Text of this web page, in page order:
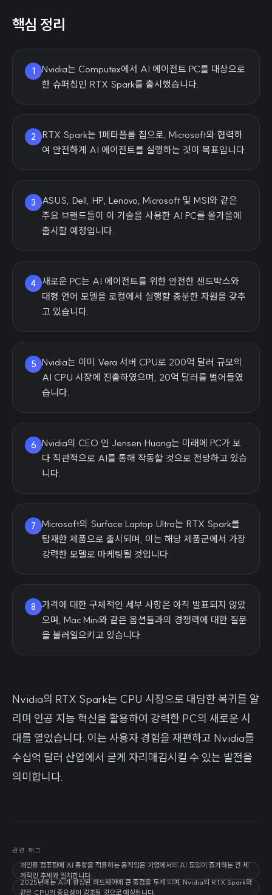
핵심 정리
1
Nvidia는 Computex에서 AI 에이전트 PC를 대상으로
한 슈퍼칩인 RTX Spark를 출시했습니다.
2
RTX Spark는 1페타플롭 칩으로, Microsoft와 협력하
여 안전하게 AI 에이전트를 실행하는 것이 목표입니다.
3
ASUS, Dell, HP, Lenovo, Microsoft 및 MSI와 같은
주요 브랜드들이 이 기술을 사용한 AI PC를 올가을에
출시할 예정입니다.
4
새로운 PC는 AI 에이전트를 위한 안전한 샌드박스와
대형 언어 모델을 로컬에서 실행할 충분한 자원을 갖추
고 있습니다.
5 Nvidia는 이미 Vera 서버 CPU로 200억 달러 규모의
AI CPU 시장에 진출하였으며, 20억 달러를 벌어들였
습니다.
6 Nvidia의 CEO 인 Jensen Huang는 미래에 PC가 보
다 직관적으로 AI를 통해 작동할 것으로 전망하고 있습
니다.
7
Microsoft의 Surface Laptop Ultra는 RTX Spark를
탑재한 제품으로 출시되며, 이는 해당 제품군에서 가장
강력한 모델로 마케팅될 것입니다.
8
가격에 대한 구체적인 세부 사항은 아직 발표되지 않았
으며, Mac Mini와 같은 옵션들과의 경쟁력에 대한 질문
을 불러일으키고 있습니다.
Nvidia의 RTX Spark는 CPU 시장으로 대담한 복귀를 알
리며 인공 지능 혁신을 활용하여 강력한 PC의 새로운 시
대를 열었습니다. 이는 사용자 경험을 재편하고 Nvidia를
수십억 달러 산업에서 굳게 자리매김시킬 수 있는 발전을
의미합니다.
관련 태그
개인용 컴퓨팅에 AI 통합을 적용하는 움직임은 기업에서의 AI 도입이 증가하는 전 세
계적인 추세와 일치합니다.
2025년에는 AI가 향상된 하드웨어에 큰 중점을 두게 되며, Nvidia의 RTX Spark와
같은 CPU의 중요성이 강조될 것으로 예상됩니다.